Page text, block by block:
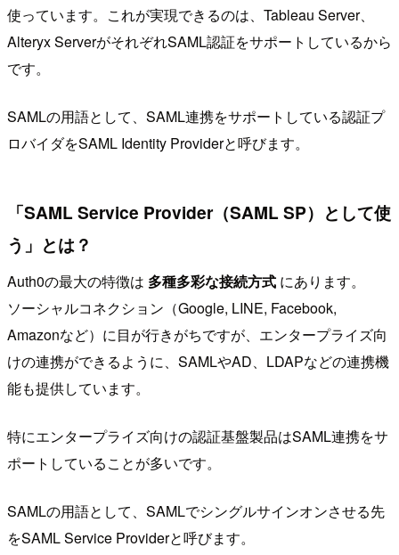
使っています。これが実現できるのは、Tableau Server、
Alteryx ServerがそれぞれSAML認証をサポートしているから
です。
SAMLの用語として、SAML連携をサポートしている認証プ
ロバイダをSAML Identity Providerと呼びます。
「SAML Service Provider（SAML SP）として使
う」とは？
Auth0の最大の特徴は 多種多彩な接続方式 にあります。
ソーシャルコネクション（Google, LINE, Facebook,
Amazonなど）に目が行きがちですが、エンタープライズ向
けの連携ができるように、SAMLやAD、LDAPなどの連携機
能も提供しています。
特にエンタープライズ向けの認証基盤製品はSAML連携をサ
ポートしていることが多いです。
SAMLの用語として、SAMLでシングルサインオンさせる先
をSAML Service Providerと呼びます。